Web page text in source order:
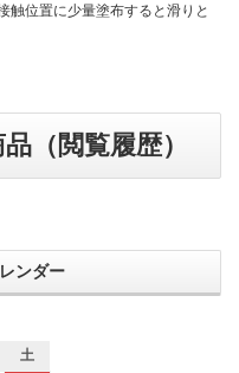
触位置に少量塗布すると滑りと
（閲覧履歴）
ンダー
土